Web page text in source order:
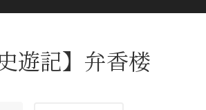
遊記】弁香楼